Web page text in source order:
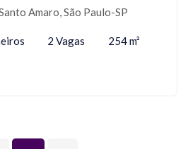
Amaro, São Paulo-SP
2 Vagas 254 m²